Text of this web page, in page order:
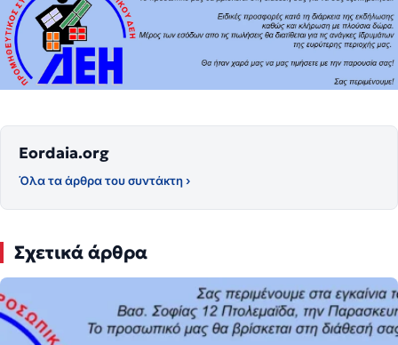
Eordaia.org
Όλα τα άρθρα του συντάκτη ›
Σχετικά άρθρα